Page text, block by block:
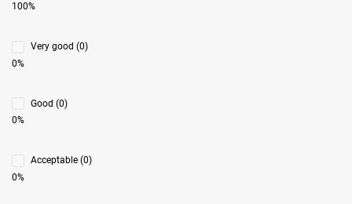
100%
Very good (0)
0%
Good (0)
0%
Acceptable (0)
0%